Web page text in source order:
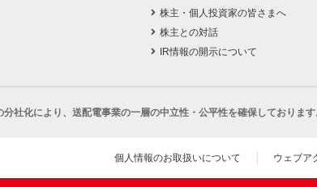
株主・個人投資家の皆さまへ
株主との対話
IR情報の開示について
社化により、 送配電事業の一層の中立性・公平性を確保しております
個人情報のお取扱いについて ウェブア